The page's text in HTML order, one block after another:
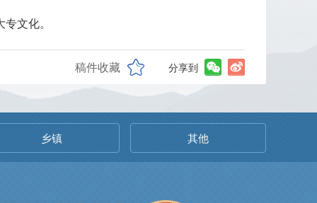
文化。
稿件收藏 分享到
乡镇 其他